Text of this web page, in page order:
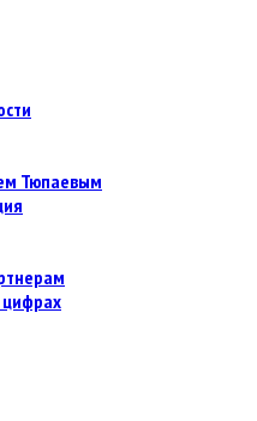
Тюпаевым
цифрах